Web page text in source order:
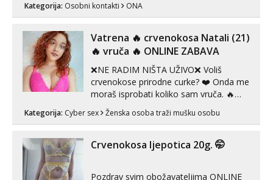
Kategorija: Osobni kontakti ONA
Vatrena ‎️‍🔥 crvenokosa Natali (21)
‎️‍🔥 vruča‎ ️‍🔥 ONLINE ZABAVA
❌NE RADIM NIŠTA UŽIVO❌ Voliš
crvenokose prirodne curke? ❤️ Onda me
moraš isprobati koliko sam vruča.‎ ️‍🔥
MLADA vražica koja ima 100%
prorodne grudi, 💦 Misli su mi uvijek
U mojoj raznolikoj ponudi možeš
pranaći nešto po svojoj mjeri. Sexi videa
Kategorija: Cyber sex Ženska osoba traži mušku osobu
Crvenokosa ljepotica 20g. 🤭
Pozdrav svim obožavateljima ONLINE